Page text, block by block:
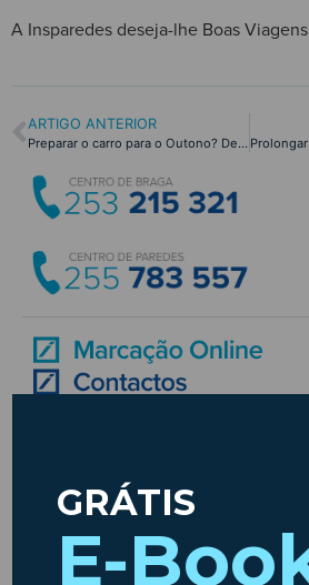
A Insparedes deseja-lhe Boas
ARTIGO ANTERIOR
Preparar o carro para o Outono? Descubra as melhores dicas com a Insparedes!
Etiquetas
Acidentes ambiente Animais Animais em Viagem
Condicionado
Baterias Carros Carros